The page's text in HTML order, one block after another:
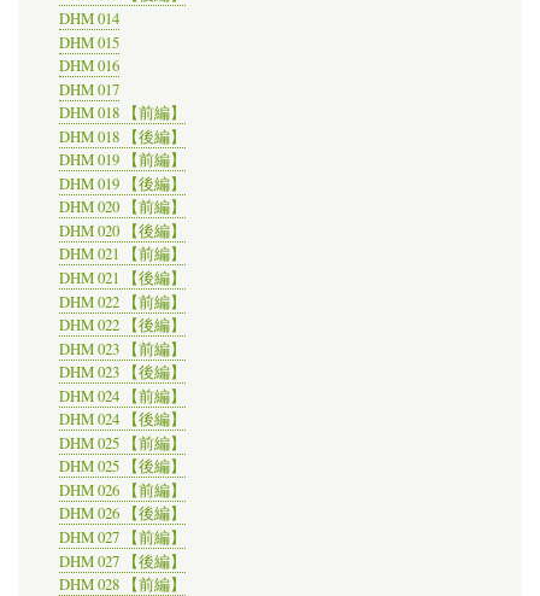
DHM 014
DHM 015
DHM 016
DHM 017
DHM 018 【前編】
DHM 018 【後編】
DHM 019 【前編】
DHM 019 【後編】
DHM 020 【前編】
DHM 020 【後編】
DHM 021 【前編】
DHM 021 【後編】
DHM 022 【前編】
DHM 022 【後編】
DHM 023 【前編】
DHM 023 【後編】
DHM 024 【前編】
DHM 024 【後編】
DHM 025 【前編】
DHM 025 【後編】
DHM 026 【前編】
DHM 026 【後編】
DHM 027 【前編】
DHM 027 【後編】
DHM 028 【前編】